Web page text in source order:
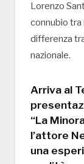
Lorenzo
connubio tra
differenza
nazionale.
Arriva al
“La
l’attore
una